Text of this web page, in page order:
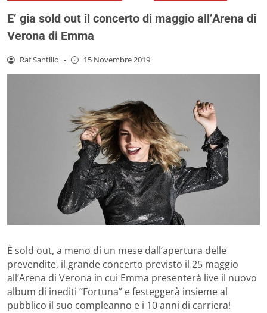
E’ gia sold out il concerto di maggio all’Arena di
Verona di Emma
Raf Santillo - 15 Novembre 2019
È sold out, a meno di un mese dall’apertura delle
prevendite, il grande concerto previsto il 25 maggio
all’Arena di Verona in cui Emma presenterà live il nuovo
album di inediti “Fortuna” e festeggerà insieme al
pubblico il suo compleanno e i 10 anni di carriera!